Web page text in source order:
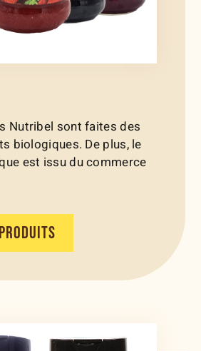
Nutribel sont faites des
biologiques. De plus, le
est issu du commerce